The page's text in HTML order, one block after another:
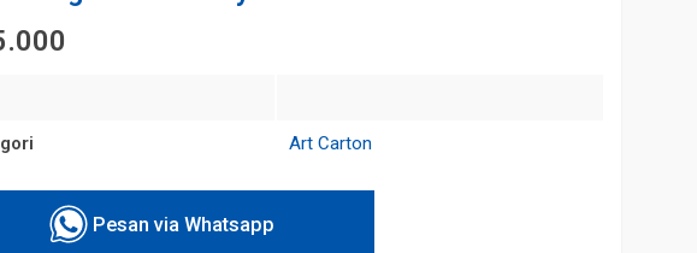
Art Carton
Pesan via Whatsapp